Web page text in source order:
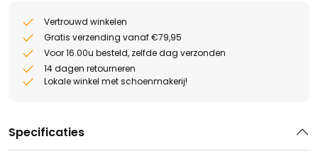
Vertrouwd winkelen
Gratis verzending vanaf €79,95
Voor 16.00u besteld, zelfde dag verzonden
14 dagen retourneren
Lokale winkel met schoenmakerij!
Specificaties